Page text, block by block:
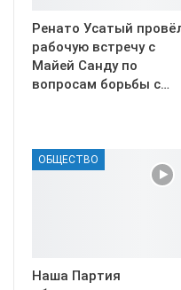
Ренато Усатый
рабочую встречу с
Майей Санду по
вопросам борьбы с…
ОБЩЕСТВО
Наша Партия